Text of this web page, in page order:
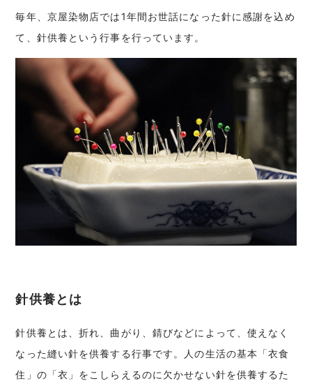
毎年、京屋染物店では1年間お世話になった針に感謝を込め
て、針供養という行事を行っています。
針供養とは
針供養とは、折れ、曲がり、錆びなどによって、使えなく
なった縫い針を供養する行事です。人の生活の基本「衣食
住」の「衣」をこしらえるのに欠かせない針を供養するた